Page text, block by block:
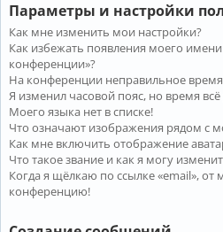
Параметры и настройки
Как мне изменить мои настройки?
Как избежать появления моего имени
конференции»?
На конференции неправильное
Я изменил часовой пояс, но время
Моего языка нет в списке!
Что означают изображения рядом с
Как мне включить отображение
Что такое звание и как я могу
Когда я щёлкаю по ссылке «email», от
конференцию!